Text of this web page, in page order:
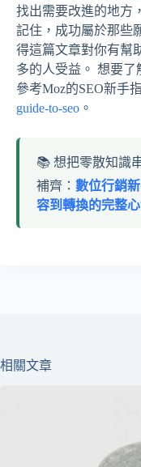
找出需要改進的地方
記住，成功屬於那些
得這篇文章對你有幫
多的人受益。 想要了
參考Moz的SEO新手
guide-to-seo 。
📚 想把零散知識
補齊： 數位行銷
容到轉換的完整
相關文章